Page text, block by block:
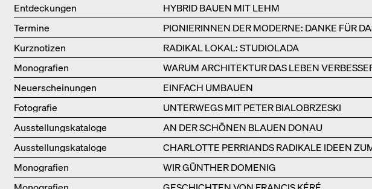
Entdeckungen
HYBRID BAUEN MIT LEHM
Termine
PIONIERINNEN DER MODERNE: DANKE FÜR
BÜCHERSOIRÉE!
Kurznotizen
RADIKAL LOKAL: STUDIOLADA
Monografien
WARUM ARCHITEKTUR DAS LEBEN
Neuerscheinungen
EINFACH UMBAUEN
Fotografie
UNTERWEGS MIT PETER BIALOBRZESKI
Ausstellungs­kataloge
AN DER SCHÖNEN BLAUEN DONAU
Ausstellungs­kataloge
CHARLOTTE PERRIANDS RADIKALE IDEEN
Monografien
WIR GÜNTHER DOMENIG